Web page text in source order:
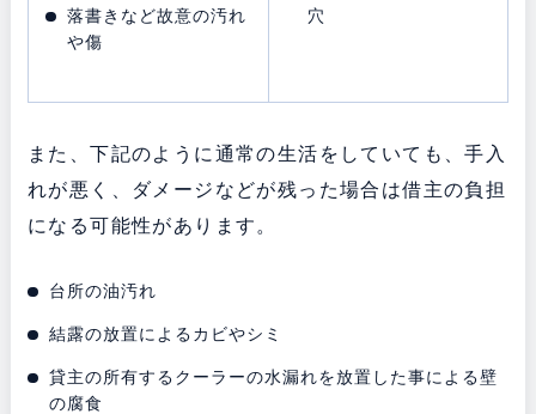
落書きなど故意の汚れ
や傷
穴
また、下記のように通常の生活をしていても、手入
れが悪く、ダメージなどが残った場合は借主の負担
になる可能性があります。
台所の油汚れ
結露の放置によるカビやシミ
貸主の所有するクーラーの水漏れを放置した事による壁
の腐食